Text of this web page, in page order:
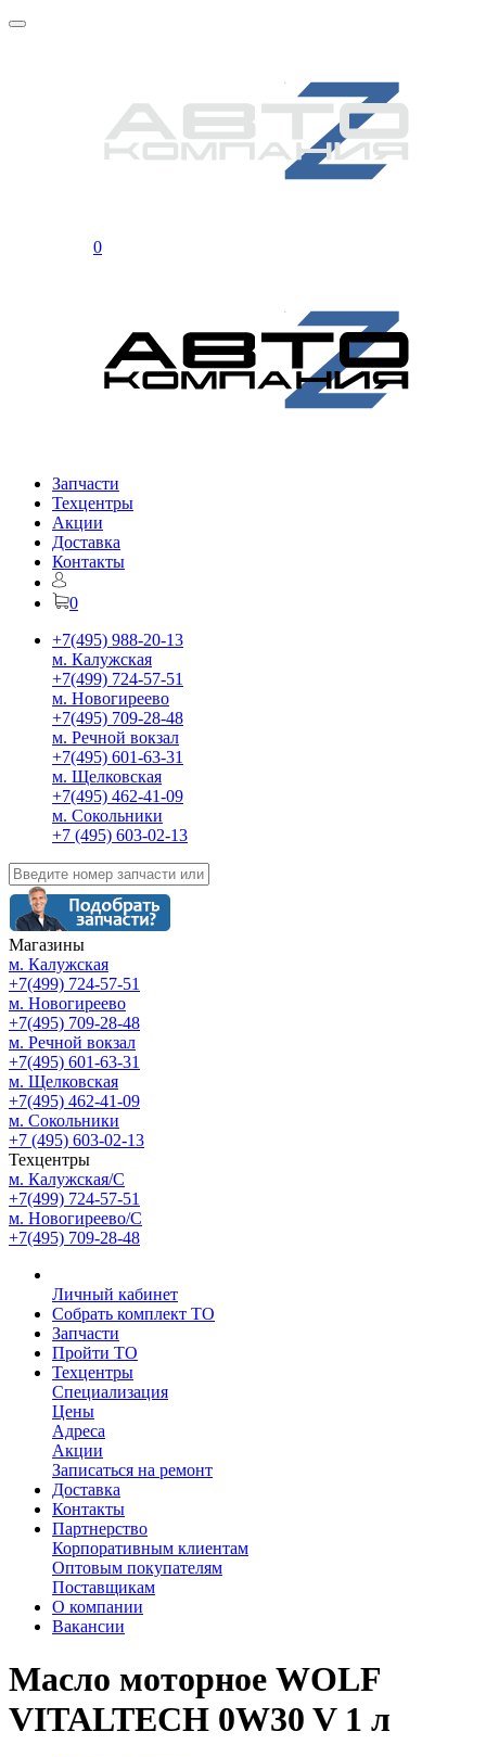
0
Запчасти
Техцентры
Акции
Доставка
Контакты
0
+7(495) 988-20-13
м. Калужская
+7(499) 724-57-51
м. Новогиреево
+7(495) 709-28-48
м. Речной вокзал
+7(495) 601-63-31
м. Щелковская
+7(495) 462-41-09
м. Сокольники
+7 (495) 603-02-13
Магазины
м. Калужская
+7(499) 724-57-51
м. Новогиреево
+7(495) 709-28-48
м. Речной вокзал
+7(495) 601-63-31
м. Щелковская
+7(495) 462-41-09
м. Сокольники
+7 (495) 603-02-13
Техцентры
м. Калужская/С
+7(499) 724-57-51
м. Новогиреево/С
+7(495) 709-28-48
Личный кабинет
Собрать комплект ТО
Запчасти
Пройти ТО
Техцентры
Специализация
Цены
Адреса
Акции
Записаться на ремонт
Доставка
Контакты
Партнерство
Корпоративным клиентам
Оптовым покупателям
Поставщикам
О компании
Вакансии
Масло моторное WOLF
VITALTECH 0W30 V 1 л